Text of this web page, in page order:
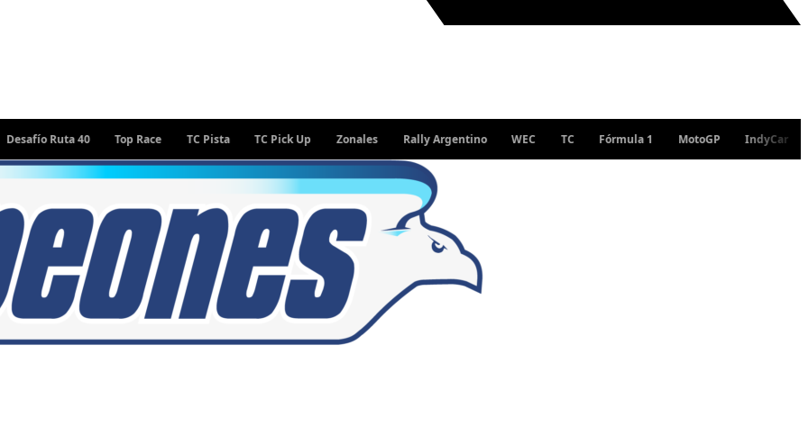
Ruta 40 Top Race TC Pista TC Pick Up Zonales Rally Argentino WEC TC Fórmula 1 MotoGP IndyCar WRC